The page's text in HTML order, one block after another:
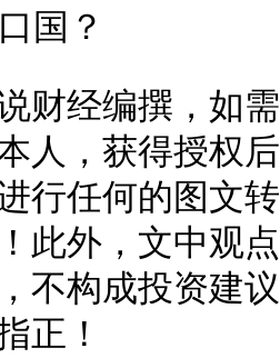
国？
财经编撰，如
人，获得授权
行任何的图文
此外，文中观
不构成投资建
正！